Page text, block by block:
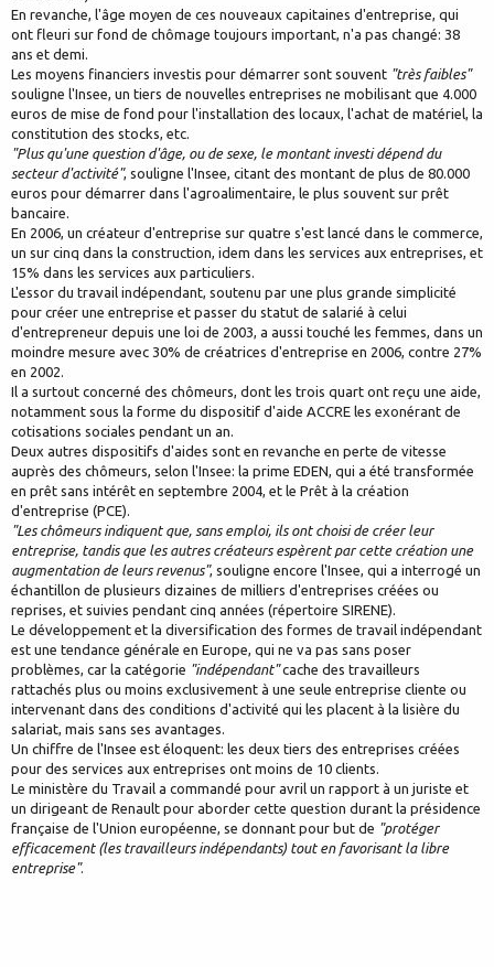
En revanche, l'âge moyen de ces nouveaux capitaines d'entreprise, qui
ont fleuri sur fond de chômage toujours important, n'a pas changé: 38
ans et demi.
Les moyens financiers investis pour démarrer sont souvent "très faibles"
souligne l'Insee, un tiers de nouvelles entreprises ne mobilisant que 4.000
euros de mise de fond pour l'installation des locaux, l'achat de matériel, la
constitution des stocks, etc.
"Plus qu'une question d'âge, ou de sexe, le montant investi dépend du
secteur d'activité", souligne l'Insee, citant des montant de plus de 80.000
euros pour démarrer dans l'agroalimentaire, le plus souvent sur prêt
bancaire.
En 2006, un créateur d'entreprise sur quatre s'est lancé dans le commerce,
un sur cinq dans la construction, idem dans les services aux entreprises, et
15% dans les services aux particuliers.
L'essor du travail indépendant, soutenu par une plus grande simplicité
pour créer une entreprise et passer du statut de salarié à celui
d'entrepreneur depuis une loi de 2003, a aussi touché les femmes, dans un
moindre mesure avec 30% de créatrices d'entreprise en 2006, contre 27%
en 2002.
Il a surtout concerné des chômeurs, dont les trois quart ont reçu une aide,
notamment sous la forme du dispositif d'aide ACCRE les exonérant de
cotisations sociales pendant un an.
Deux autres dispositifs d'aides sont en revanche en perte de vitesse
auprès des chômeurs, selon l'Insee: la prime EDEN, qui a été transformée
en prêt sans intérêt en septembre 2004, et le Prêt à la création
d'entreprise (PCE).
"Les chômeurs indiquent que, sans emploi, ils ont choisi de créer leur
entreprise, tandis que les autres créateurs espèrent par cette création une
augmentation de leurs revenus", souligne encore l'Insee, qui a interrogé un
échantillon de plusieurs dizaines de milliers d'entreprises créées ou
reprises, et suivies pendant cinq années (répertoire SIRENE).
Le développement et la diversification des formes de travail indépendant
est une tendance générale en Europe, qui ne va pas sans poser
problèmes, car la catégorie "indépendant"cache des travailleurs
rattachés plus ou moins exclusivement à une seule entreprise cliente ou
intervenant dans des conditions d'activité qui les placent à la lisière du
salariat, mais sans ses avantages.
Un chiffre de l'Insee est éloquent: les deux tiers des entreprises créées
pour des services aux entreprises ont moins de 10 clients.
Le ministère du Travail a commandé pour avril un rapport à un juriste et
un dirigeant de Renault pour aborder cette question durant la présidence
française de l'Union européenne, se donnant pour but de "protéger
efficacement (les travailleurs indépendants) tout en favorisant la libre
entreprise".